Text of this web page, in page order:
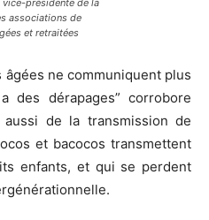
vice-présidente de la
associations de
et retraitées
âgées ne communiquent plus
des dérapages” corrobore
de la transmission de
et bacocos transmettent
enfants, et qui se perdent